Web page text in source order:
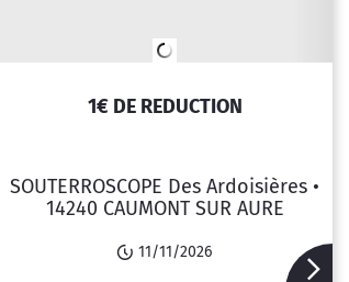
1€ DE REDUCTION
SOUTERROSCOPE Des Ardoisières •
14240 CAUMONT SUR AURE
11/11/2026